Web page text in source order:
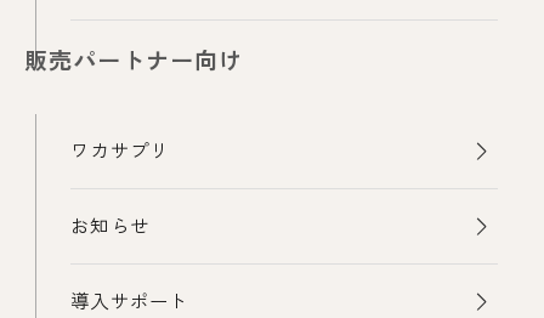
販売パートナー向け
ワカサプリ
お知らせ
導入サポート